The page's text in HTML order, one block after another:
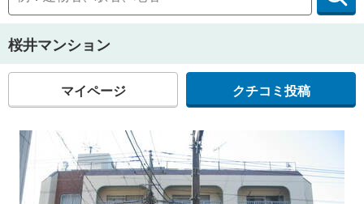
桜井マンション
マイページ クチコミ投稿